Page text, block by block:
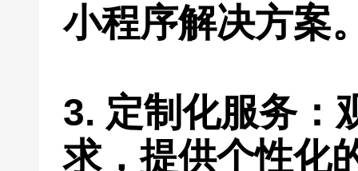
小程序解决方案
3. 定制化服务：
求，提供个性化